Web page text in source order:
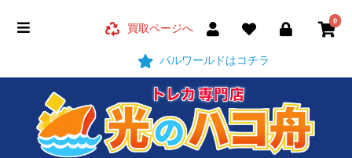
買取ページへ
パルワールドはコチラ
0